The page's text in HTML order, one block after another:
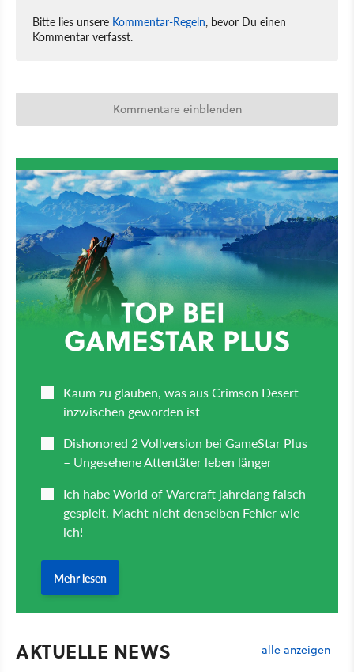
Bitte lies unsere Kommentar-Regeln, bevor Du einen
Kommentar verfasst.
Kommentare einblenden
AKTUELLE NEWS alle anzeigen